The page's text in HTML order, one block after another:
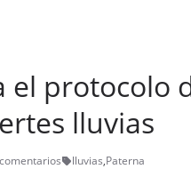
el protocolo
lluvias
lluvias,Paterna